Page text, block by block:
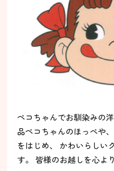
ペコちゃんでお馴染みの
品ペコちゃんのほっぺや
をはじめ、 かわいらしい
す。 皆様のお越しを心よ